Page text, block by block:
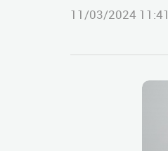
11/03/2024 11:41